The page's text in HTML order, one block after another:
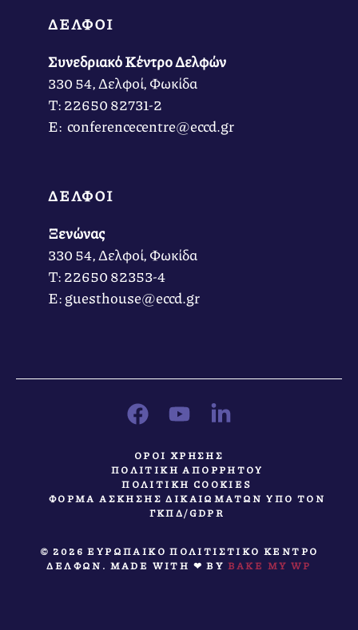
ΔΕΛΦΟΙ
Συνεδριακό Κέντρο Δελφών
330 54, Δελφοί, Φωκίδα
Τ: 22650 82731-2
Ε: conferencecentre@eccd.gr
ΔΕΛΦΟΙ
Ξενώνας
330 54, Δελφοί, Φωκίδα
Τ: 22650 82353-4
Ε: guesthouse@eccd.gr
ΟΡΟΙ ΧΡΗΣΗΣ
ΠΟΛΙΤΙΚΗ ΑΠΟΡΡΗΤΟΥ
ΠΟΛΙΤΙΚΗ COOKIES
ΦΟΡΜΑ ΑΣΚΗΣΗΣ ΔΙΚΑΙΩΜΑΤΩΝ ΥΠΟ ΤΟΝ
ΓΚΠΔ/GDPR
© 2026 ΕΥΡΩΠΑΙΚΟ ΠΟΛΙΤΙΣΤΙΚΟ ΚΕΝΤΡΟ
ΔΕΛΦΩΝ. MADE WITH ❤ BY BAKE MY WP